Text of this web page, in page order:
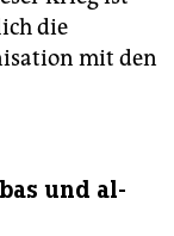
die
mit den
und al-